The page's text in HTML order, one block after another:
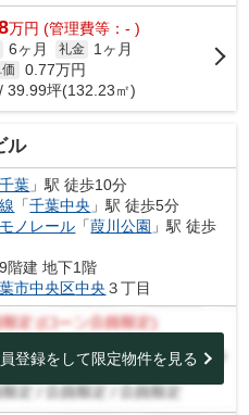
万円 (管理費等：- )
6ヶ月 礼金 1ヶ月
0.77万円
39.99坪(132.23㎡)
ル
千葉 」駅 徒歩10分
「千葉中央 」駅 徒歩5分
ノレール 「葭川公園 」駅 徒歩
階建 地下1階
市中央区中央 ３丁目
登録をして限定物件を見る